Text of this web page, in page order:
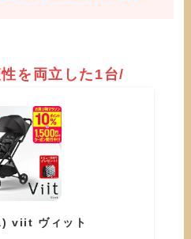
を両立した1台/
viit ヴィット